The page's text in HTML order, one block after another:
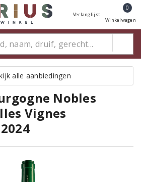
Verlanglijst
0
Winkelwagen
alle aanbiedingen
Nobles
Vignes